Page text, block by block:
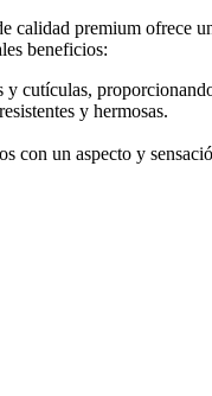
premium ofrece
beneficios:
y hermosas.
con un aspecto y